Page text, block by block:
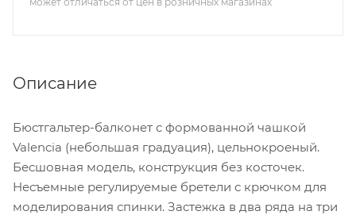
Описание
Бюстгальтер-балконет с формованной чашкой
Valencia (небольшая градуация), цельнокроеный.
Бесшовная модель, конструкция без косточек.
Несъемные регулируемые бретели с крючком для
моделирования спинки. Застежка в два ряда на три